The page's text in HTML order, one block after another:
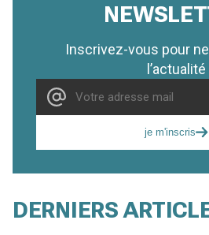
Inscrivez-vous pour
l’actualité
je m'inscris
DERNIERS